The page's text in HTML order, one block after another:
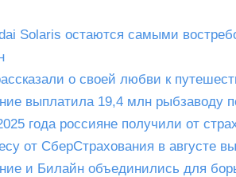
Solaris остаются самыми
о своей любви к
выплатила 19,4 млн рыбзаводу
года россияне получили от
от СберСтрахования в августе
и Билайн объединились для